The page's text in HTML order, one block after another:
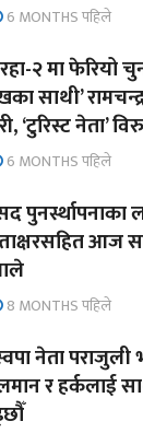
6 MONTHS पहिले
२ मा फेरियो
साथी’
‘टुरिस्ट नेता’
6 MONTHS पहिले
पुनर्स्थापनाका
आज
8 MONTHS पहिले
नेता
र हर्कलाई